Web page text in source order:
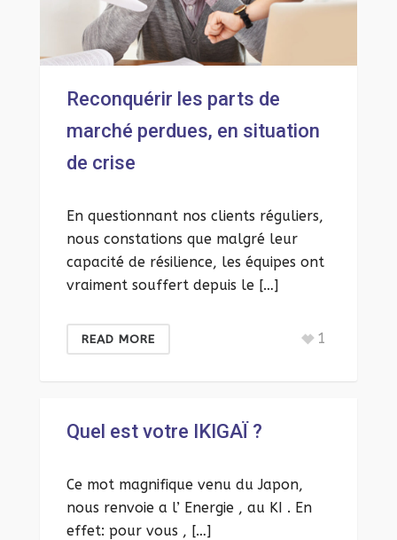
Reconquérir les parts de
marché perdues, en situation
de crise
En questionnant nos clients réguliers,
nous constations que malgré leur
capacité de résilience, les équipes ont
vraiment souffert depuis le […]
READ MORE 1
Quel est votre IKIGAÏ ?
Ce mot magnifique venu du Japon,
nous renvoie a l’ Energie , au KI . En
effet: pour vous , […]